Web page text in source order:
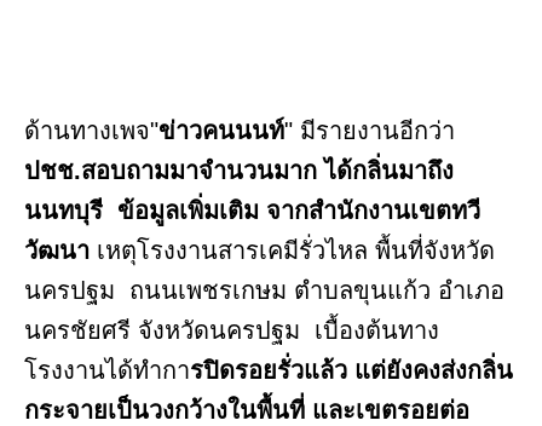
ด้านทางเพจ"ข่าวคนนนท์" มีรายงานอีกว่า
ปชช.สอบถามมาจำนวนมาก ได้กลิ่นมาถึง
นนทบุรี ข้อมูลเพิ่มเติม จากสำนักงานเขตทวี
วัฒนา เหตุโรงงานสารเคมีรั่วไหล พื้นที่จังหวัด
นครปฐม ถนนเพชรเกษม ตำบลขุนแก้ว อำเภอ
นครชัยศรี จังหวัดนครปฐม เบื้องต้นทาง
โรงงานได้ทำการปิดรอยรั่วแล้ว แต่ยังคงส่งกลิ่น
กระจายเป็นวงกว้างในพื้นที่ และเขตรอยต่อ